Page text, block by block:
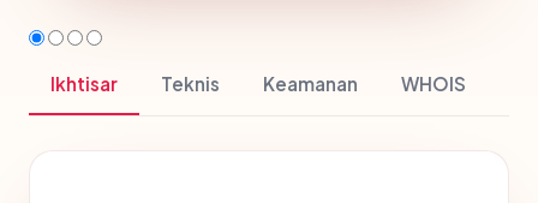
Ikhtisar Teknis Keamanan WHOIS